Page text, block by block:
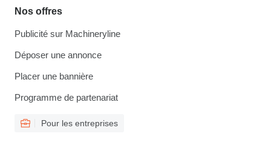
Nos offres
Publicité sur Machineryline
Déposer une annonce
Placer une bannière
Programme de partenariat
Pour les entreprises